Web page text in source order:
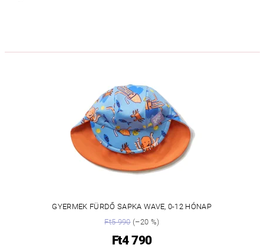
GYERMEK FÜRDŐ SAPKA WAVE, 0-12 HÓNAP
Ft5 990(–20 %)
Ft4 790